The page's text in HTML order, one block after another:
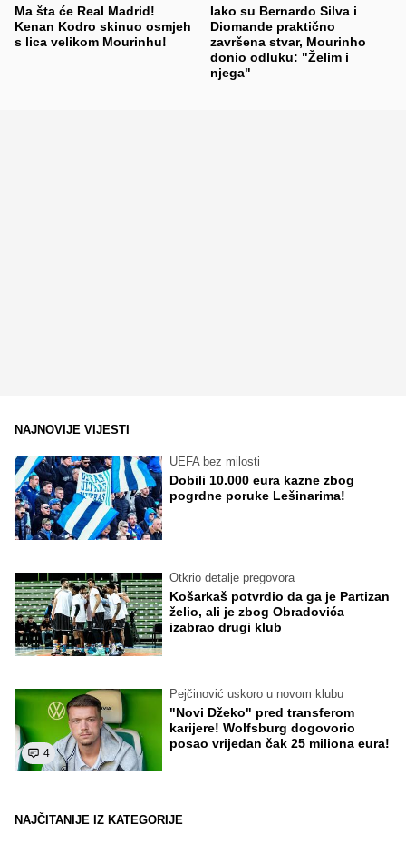
Ma šta će Real Madrid!
Kenan Kodro skinuo osmjeh
s lica velikom Mourinhu!
Iako su Bernardo Silva i
Diomande praktično
završena stvar, Mourinho
donio odluku: "Želim i
njega"
NAJNOVIJE VIJESTI
UEFA bez milosti
Dobili 10.000 eura kazne zbog
pogrdne poruke Lešinarima!
Otkrio detalje pregovora
Košarkaš potvrdio da ga je Partizan
želio, ali je zbog Obradovića
izabrao drugi klub
4
Pejčinović uskoro u novom klubu
"Novi Džeko" pred transferom
karijere! Wolfsburg dogovorio
posao vrijedan čak 25 miliona eura!
NAJČITANIJE IZ KATEGORIJE